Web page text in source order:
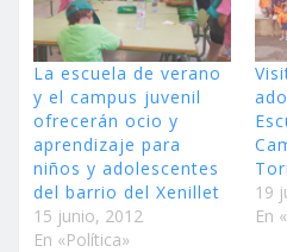
La escuela de verano
y el campus juvenil
ofrecerán ocio y
aprendizaje para
niños y adolescentes
del barrio del Xenillet
15 junio, 2012
En «Política»
19
En